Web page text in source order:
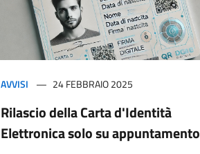
AVVISI 24 FEBBRAIO 2025
Rilascio della Carta d'Identità
Elettronica solo su appuntamento